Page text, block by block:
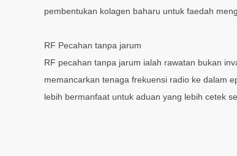
pembentukan kolagen baharu untuk faedah
RF Pecahan tanpa jarum
RF pecahan tanpa jarum ialah rawatan bukan
memancarkan tenaga frekuensi radio ke dalam
lebih bermanfaat untuk aduan yang lebih cetek